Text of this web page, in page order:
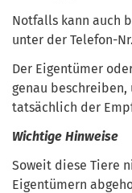
Notfalls kann auch
unter der Telefon-
Der Eigentümer
genau beschreiben,
tatsächlich der
Wichtige Hinweise
Soweit diese Tiere
Eigentümern